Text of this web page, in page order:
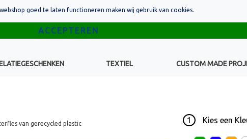
TEXTIEL CUSTOM MADE
van gerecycled plastic 1 Kies een
goed te laten functioneren maken wij gebruik van cookies.